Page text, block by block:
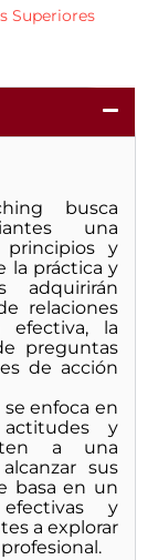
Superiores
busca
una
y
la práctica y
adquirirán
relaciones
efectiva, la
preguntas
de acción
enfoca en
y
a una
sus
basa en un
y
a explorar